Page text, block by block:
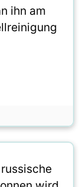
ihn am